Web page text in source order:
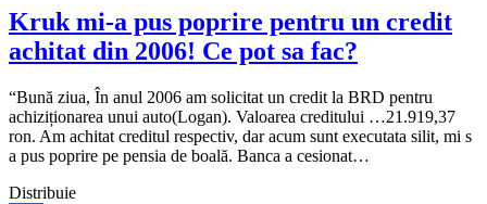
Kruk mi-a pus poprire pentru un credit
achitat din 2006! Ce pot sa fac?
“Bună ziua, În anul 2006 am solicitat un credit la BRD pentru
achiziționarea unui auto(Logan). Valoarea creditului …21.919,37
ron. Am achitat creditul respectiv, dar acum sunt executata silit, mi s
a pus poprire pe pensia de boală. Banca a cesionat…
Distribuie